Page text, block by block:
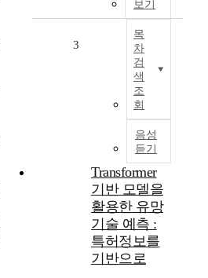
어
보기
목
차
검
색
조
회
음성
듣기
3
Transformer
기반 모델을
활용한 유망
기술 예측 :
특허정보를
기반으로